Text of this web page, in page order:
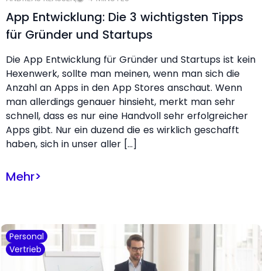
App Entwicklung: Die 3 wichtigsten Tipps
für Gründer und Startups
Die App Entwicklung für Gründer und Startups ist kein
Hexenwerk, sollte man meinen, wenn man sich die
Anzahl an Apps in den App Stores anschaut. Wenn
man allerdings genauer hinsieht, merkt man sehr
schnell, dass es nur eine Handvoll sehr erfolgreicher
Apps gibt. Nur ein duzend die es wirklich geschafft
haben, sich in unser aller […]
Mehr>
Personal
Vertrieb